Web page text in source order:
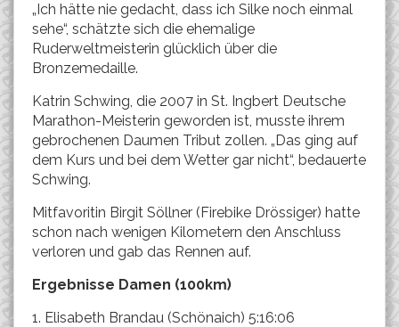
„Ich hätte nie gedacht, dass ich Silke noch einmal
sehe“, schätzte sich die ehemalige
Ruderweltmeisterin glücklich über die
Bronzemedaille.
Katrin Schwing, die 2007 in St. Ingbert Deutsche
Marathon-Meisterin geworden ist, musste ihrem
gebrochenen Daumen Tribut zollen. „Das ging auf
dem Kurs und bei dem Wetter gar nicht“, bedauerte
Schwing.
Mitfavoritin Birgit Söllner (Firebike Drössiger) hatte
schon nach wenigen Kilometern den Anschluss
verloren und gab das Rennen auf.
Ergebnisse Damen (100km)
1. Elisabeth Brandau (Schönaich) 5:16:06